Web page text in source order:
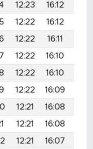
12:23 16:12
12:22 16:12
12:22 16:11
12:22 16:10
12:22 16:10
12:22 16:09
12:21 16:08
12:21 16:08
12:21 16:07